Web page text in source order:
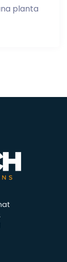
planta